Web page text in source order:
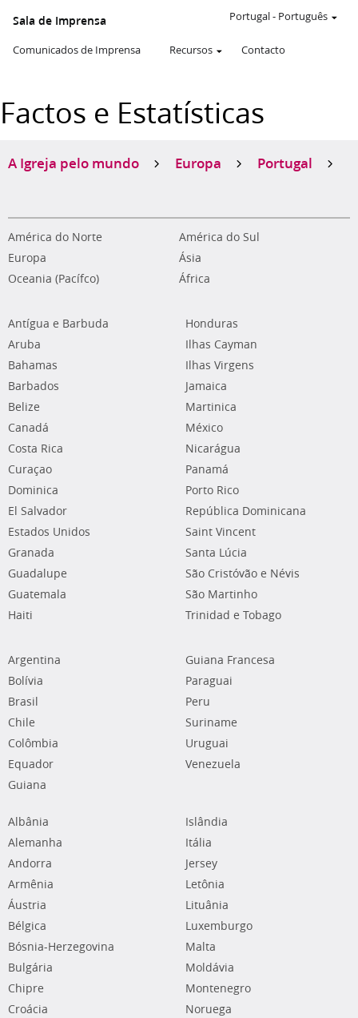
Sala de Imprensa
Comunicados de Imprensa Recursos Contacto
Portugal- Português
Factos e Estatísticas
A Igreja pelo mundo Europa Portugal
América do Norte
América do Sul
Europa
Ásia
Oceania (Pacífco)
África
Antígua e Barbuda
Aruba
Bahamas
Barbados
Belize
Canadá
Costa Rica
Curaçao
Dominica
El Salvador
Estados Unidos
Granada
Guadalupe
Guatemala
Haiti
Honduras
Ilhas Cayman
Ilhas Virgens
Jamaica
Martinica
México
Nicarágua
Panamá
Porto Rico
República Dominicana
Saint Vincent
Santa Lúcia
São Cristóvão e Névis
São Martinho
Trinidad e Tobago
Argentina
Bolívia
Brasil
Chile
Colômbia
Equador
Guiana
Guiana Francesa
Paraguai
Peru
Suriname
Uruguai
Venezuela
Albânia
Alemanha
Andorra
Armênia
Áustria
Bélgica
Bósnia-Herzegovina
Bulgária
Chipre
Croácia
Islândia
Itália
Jersey
Letônia
Lituânia
Luxemburgo
Malta
Moldávia
Montenegro
Noruega